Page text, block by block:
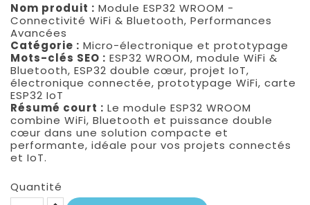
Nom produit : Module ESP32 WROOM -
Connectivité WiFi & Bluetooth, Performances
Avancées
Catégorie : Micro-électronique et prototypage
Mots-clés SEO : ESP32 WROOM, module WiFi &
Bluetooth, ESP32 double cœur, projet IoT,
électronique connectée, prototypage WiFi, carte
ESP32 IoT
Résumé court : Le module ESP32 WROOM
combine WiFi, Bluetooth et puissance double
cœur dans une solution compacte et
performante, idéale pour vos projets connectés
et IoT.
Quantité